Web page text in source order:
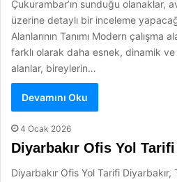
Çukurambar’ın sunduğu olanaklar,
üzerine detaylı bir inceleme
Alanlarının Tanımı Modern çalışma
farklı olarak daha esnek, dinamik
alanlar, bireylerin…
Devamını Oku
4 Ocak 2026
Diyarbakır Ofis Yol Tarifi
Diyarbakır Ofis Yol Tarifi Diyarbakır,